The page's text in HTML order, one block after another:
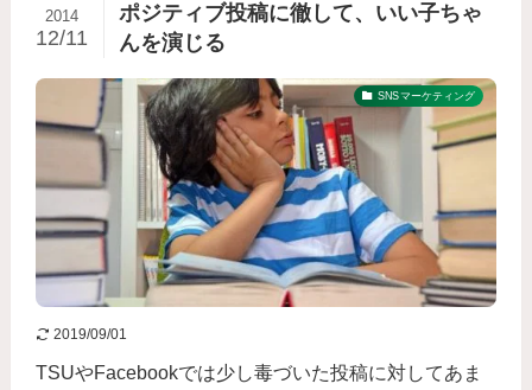
ポジティブ投稿に徹して、いい子ちゃ
んを演じる
2014
12/11
SNSマーケティング
2019/09/01
TSUやFacebookでは少し毒づいた投稿に対してあま